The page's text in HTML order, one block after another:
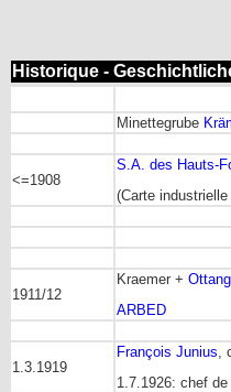
Historique -
Minettegrube
<=1908
S.A. des Hauts-
(Carte
1911/12
Kraemer +
ARBED
1.3.1919
François Junius
1.7.1926: chef